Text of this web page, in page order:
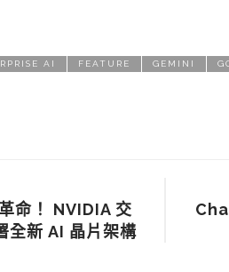
AI FEATURE GEMINI
命！ NVIDIA 交
全新 AI 晶片架構